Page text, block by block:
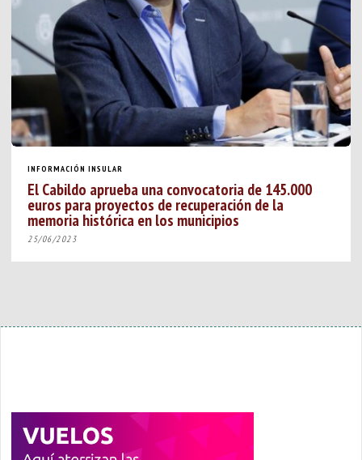
INFORMACIÓN INSULAR
El Cabildo aprueba una convocatoria de 145.000
euros para proyectos de recuperación de la
memoria histórica en los municipios
25/06/2023